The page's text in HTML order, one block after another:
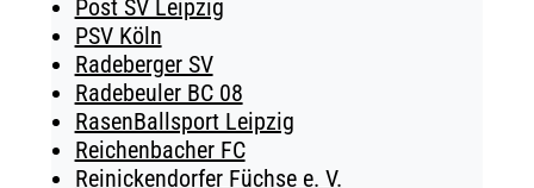
Post SV Leipzig
PSV Köln
Radeberger SV
Radebeuler BC 08
RasenBallsport Leipzig
Reichenbacher FC
Reinickendorfer Füchse e. V.